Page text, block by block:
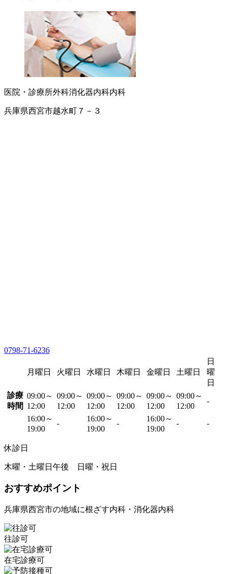
医院・診療所外科消化器内科内科
兵庫県西宮市越水町７－３
0798-71-6236
月曜日 火曜日 水曜日 木曜日 金曜日 土曜日
日
曜
日
診療
時間
09:00～
12:00
09:00～
12:00
09:00～
12:00
09:00～
12:00
09:00～
12:00
09:00～
12:00
-
16:00～
19:00
-
16:00～
19:00
-
16:00～
19:00
- -
休診日
木曜・土曜日午後 日曜・祝日
おすすめポイント
兵庫県西宮市の地域に根ざす内科・消化器内科
往診可
在宅診療可